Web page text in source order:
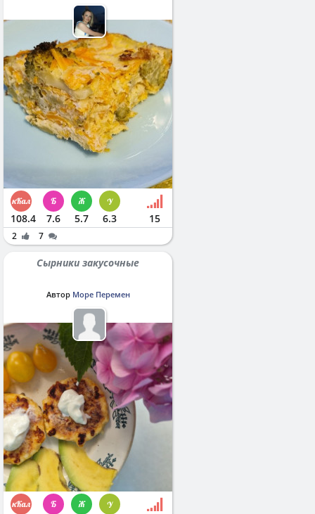
108.4 7.6 5.7 6.3 15
2 7
Сырники закусочные
Автор Море Перемен